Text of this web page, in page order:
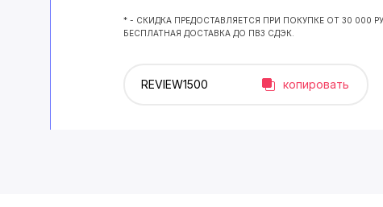
* - СКИДКА ПРЕДОСТАВЛЯЕТСЯ ПРИ ПОКУПКЕ ОТ 30 000
БЕСПЛАТНАЯ ДОСТАВКА ДО ПВЗ СДЭК.
копировать